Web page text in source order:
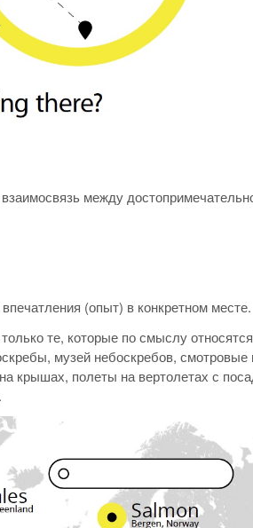
между
(опыт) в конкретном месте.
те, которые по смыслу
музей небоскребов, смотровые
крышах, полеты на вертолетах с